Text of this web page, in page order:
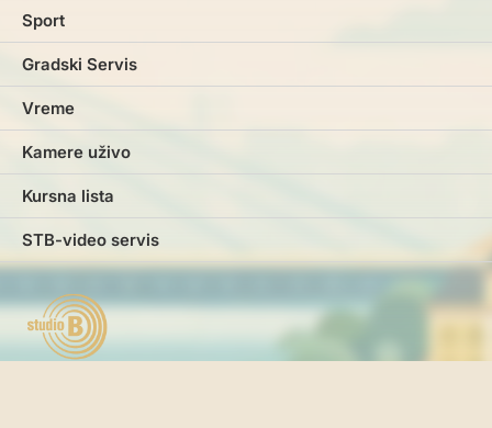
Sport
Gradski Servis
Vreme
Kamere uživo
Kursna lista
STB-video servis